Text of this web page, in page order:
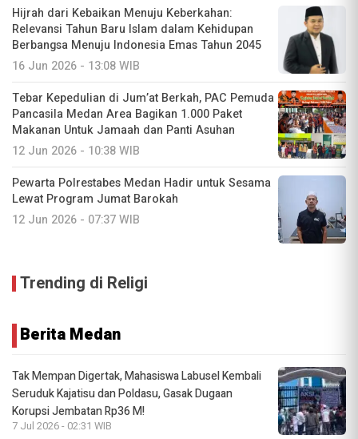
Hijrah dari Kebaikan Menuju Keberkahan:
Relevansi Tahun Baru Islam dalam Kehidupan
Berbangsa Menuju Indonesia Emas Tahun 2045
16 Jun 2026 - 13:08 WIB
Tebar Kepedulian di Jum’at Berkah, PAC Pemuda
Pancasila Medan Area Bagikan 1.000 Paket
Makanan Untuk Jamaah dan Panti Asuhan
12 Jun 2026 - 10:38 WIB
Pewarta Polrestabes Medan Hadir untuk Sesama
Lewat Program Jumat Barokah
12 Jun 2026 - 07:37 WIB
Trending di Religi
Berita Medan
Tak Mempan Digertak, Mahasiswa Labusel Kembali
Seruduk Kajatisu dan Poldasu, Gasak Dugaan
Korupsi Jembatan Rp36 M!
7 Jul 2026 - 02:31 WIB